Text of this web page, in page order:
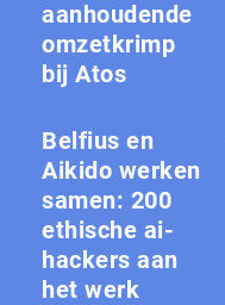
aanhoudende
omzetkrimp
bij Atos
Belfius en
Aikido werken
samen: 200
ethische ai-
hackers aan
het werk